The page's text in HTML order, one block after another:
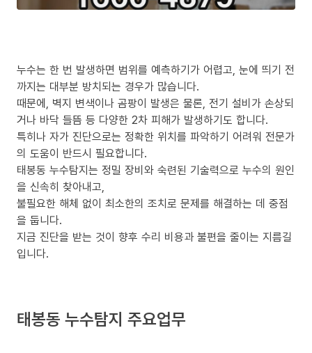
누수는 한 번 발생하면 범위를 예측하기가 어렵고, 눈에 띄기 전
까지는 대부분 방치되는 경우가 많습니다.
때문에, 벽지 변색이나 곰팡이 발생은 물론, 전기 설비가 손상되
거나 바닥 들뜸 등 다양한 2차 피해가 발생하기도 합니다.
특히나 자가 진단으로는 정확한 위치를 파악하기 어려워 전문가
의 도움이 반드시 필요합니다.
태봉동 누수탐지는 정밀 장비와 숙련된 기술력으로 누수의 원인
을 신속히 찾아내고,
불필요한 해체 없이 최소한의 조치로 문제를 해결하는 데 중점
을 둡니다.
지금 진단을 받는 것이 향후 수리 비용과 불편을 줄이는 지름길
입니다.
태봉동 누수탐지 주요업무